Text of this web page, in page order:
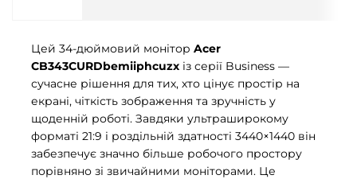
Цей 34-дюймовий монітор Acer
CB343CURDbemiiphcuzx із серії Business —
сучасне рішення для тих, хто цінує простір на
екрані, чіткість зображення та зручність у
щоденній роботі. Завдяки ультраширокому
форматі 21:9 і роздільній здатності 3440×1440 він
забезпечує значно більше робочого простору
порівняно зі звичайними моніторами. Це